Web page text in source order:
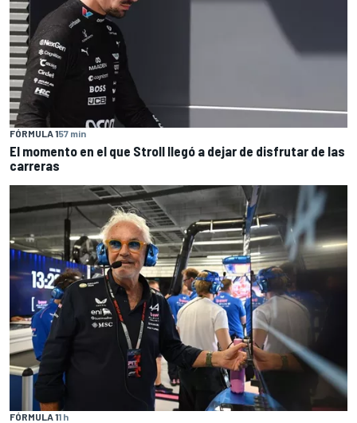
FÓRMULA 157 min
El momento en el que Stroll llegó a dejar de disfrutar de las
carreras
FÓRMULA 11 h